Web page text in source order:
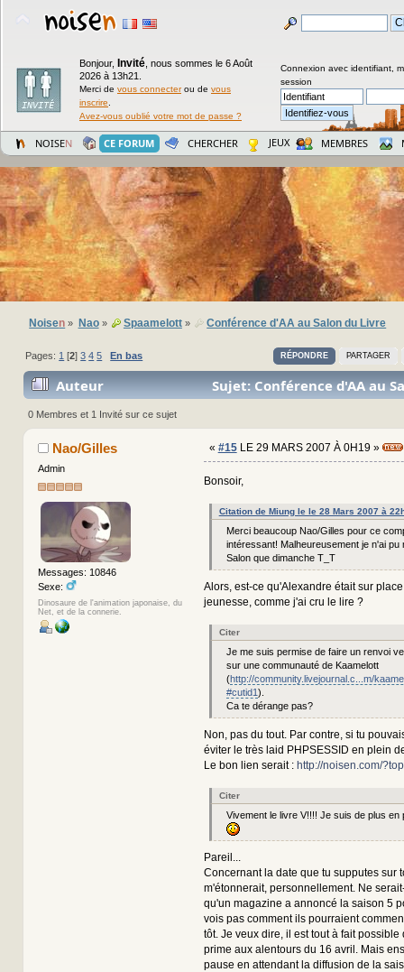
Bonjour, Invité nous sommes le 6 Août
2026 à 13h21.
Merci de vous connecterou de vous
inscrire
Avez-vous oublié votre mot de passe ?
Connexion avec identifiant,
session
NOISEN CE FORUM CHERCHER JEUX MEMBRES
Noisen » Nao» Spaamelott» Conférence d'AA au Salon du Livre
RÉPONDRE PARTAGER
Pages: 1 [2]3 4 5 En bas
Auteur
Sujet: Conférence d'AA au
(Lu 287720 fois)
0 Membres et 1 Invité sur ce sujet
Nao/Gilles
Admin
Messages: 10846
Sexe:
Dinosaure de l'animation japonaise, du
Net, et de la connerie.
« #15LE 29 MARS 2007 À 0H19 »
Bonsoir,
Citation de Miung le le 28 Mars 2007 à
Merci beaucoup Nao/Gilles pour ce
intéressant! Malheureusement je n'ai pu
Salon que dimanche T_T
Alors, est-ce qu'Alexandre était sur
jeunesse, comme j'ai cru le lire ?
Citer
Je me suis permise de faire un renvoi
sur une communauté de Kaamelott
(http://community.livejournal.c...m/
#cutid1).
Ca te dérange pas?
Non, pas du tout. Par contre, si tu
éviter le très laid PHPSESSID en plein
Le bon lien serait : http://noisen.com/
Citer
Vivement le livre V!!!! Je suis de plus en
Pareil...
Concernant la date que tu supputes sur
m'étonnerait, personnellement. Ne
qu'un magazine a annoncé la saison 5
vois pas comment ils pourraient
tôt. Je veux dire, il est tout à fait possible
prime aux alentours du 16 avril. Mais
pause en attendant la diffusion de la